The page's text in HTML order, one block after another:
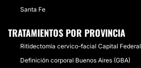
Santa Fe
TRATAMIENTOS POR PROVINCIA
Ritidectomía cervico-facial Capital Federal
Definición corporal Buenos Aires (GBA)